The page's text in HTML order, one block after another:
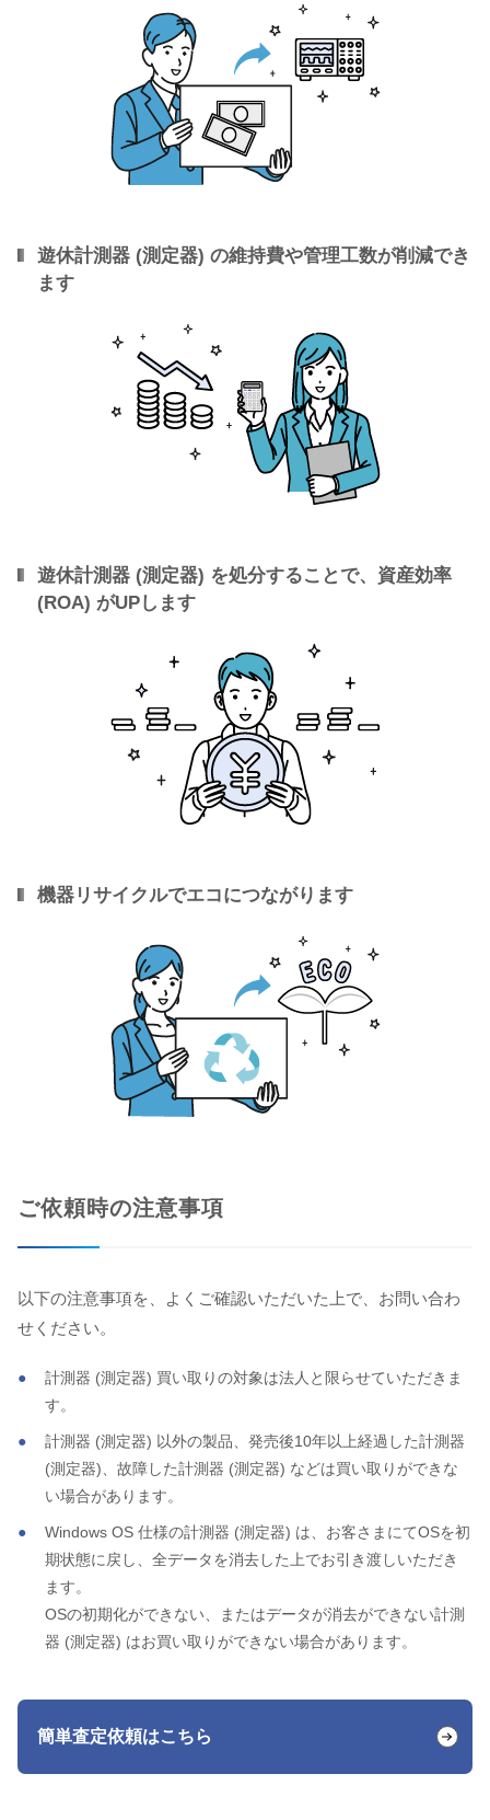
遊休計測器 (測定器) の維持費や管理工数が削減でき
ます
遊休計測器 (測定器) を処分することで、資産効率
(ROA) がUPします
機器リサイクルでエコにつながります
ご依頼時の注意事項
以下の注意事項を、よくご確認いただいた上で、お問い合わ
せください。
計測器 (測定器) 買い取りの対象は法人と限らせていただきま
す。
計測器 (測定器) 以外の製品、発売後10年以上経過した計測器
(測定器)、故障した計測器 (測定器) などは買い取りができな
い場合があります。
Windows OS 仕様の計測器 (測定器) は、お客さまにてOSを初
期状態に戻し、全データを消去した上でお引き渡しいただき
ます。
OSの初期化ができない、またはデータが消去ができない計測
器 (測定器) はお買い取りができない場合があります。
簡単査定依頼はこちら